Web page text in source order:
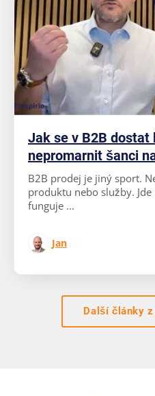
Jak se v B2B
nepromarnit šanci
B2B prodej je jiný sport.
produktu nebo služby.
funguje ...
Jan
Další články